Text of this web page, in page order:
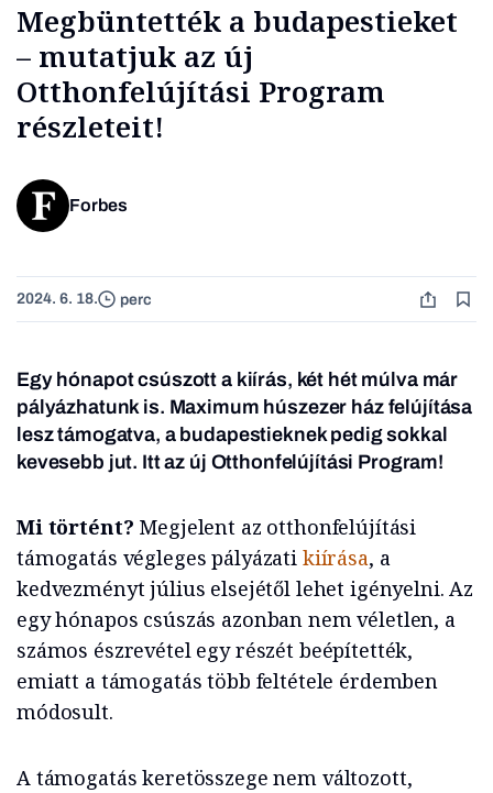
Megbüntették a budapestieket
– mutatjuk az új
Otthonfelújítási Program
részleteit!
Forbes
2024. 6. 18. perc
Egy hónapot csúszott a kiírás, két hét múlva már
pályázhatunk is. Maximum húszezer ház felújítása
lesz támogatva, a budapestieknek pedig sokkal
kevesebb jut. Itt az új Otthonfelújítási Program!
Mi történt? Megjelent az otthonfelújítási
támogatás végleges pályázati kiírása, a
kedvezményt július elsejétől lehet igényelni. Az
egy hónapos csúszás azonban nem véletlen, a
számos észrevétel egy részét beépítették,
emiatt a támogatás több feltétele érdemben
módosult.
A támogatás keretösszege nem változott,